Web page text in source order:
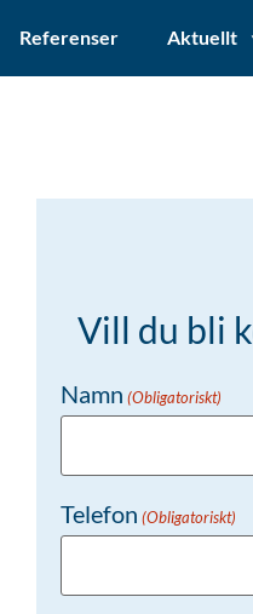
Referenser Aktuellt
Vill du bli
Namn (Obligatoriskt)
Telefon (Obligatoriskt)